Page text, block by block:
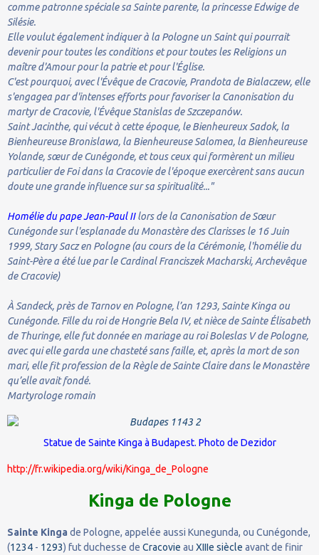
comme patronne spéciale sa Sainte parente, la princesse Edwige de
Silésie.
Elle voulut également indiquer à la Pologne un Saint qui pourrait
devenir pour toutes les conditions et pour toutes les Religions un
maître d'Amour pour la patrie et pour l'Église.
C'est pourquoi, avec l'Évêque de Cracovie, Prandota de Bialaczew, elle
s'engagea par d'intenses efforts pour favoriser la Canonisation du
martyr de Cracovie, l'Évêque Stanislas de Szczepanów.
Saint Jacinthe, qui vécut à cette époque, le Bienheureux Sadok, la
Bienheureuse Bronislawa, la Bienheureuse Salomea, la Bienheureuse
Yolande, sœur de Cunégonde, et tous ceux qui formèrent un milieu
particulier de Foi dans la Cracovie de l'époque exercèrent sans aucun
doute une grande influence sur sa spiritualité..."
Homélie du pape Jean-Paul IIlors de la Canonisation de Sœur
Cunégonde sur l'esplanade du Monastère des Clarisses le 16 Juin
1999, Stary Sacz en Pologne (au cours de la Cérémonie, l'homélie du
Saint-Père a été lue par le Cardinal Franciszek Macharski, Archevêque
de Cracovie)
À Sandeck, près de Tarnov en Pologne, l’an 1293, Sainte Kinga ou
Cunégonde. Fille du roi de Hongrie Bela IV, et nièce de Sainte Élisabeth
de Thuringe, elle fut donnée en mariage au roi Boleslas V de Pologne,
avec qui elle garda une chasteté sans faille, et, après la mort de son
mari, elle fit profession de la Règle de Sainte Claire dans le Monastère
qu’elle avait fondé.
Martyrologe romain
Statue de Sainte Kinga à Budapest. Photo de Dezidor
http://fr.wikipedia.org/wiki/Kinga_de_Pologne
Kinga de Pologne
Sainte Kinga de Pologne, appelée aussi Kunegunda, ou Cunégonde,
(1234 - 1293) fut duchesse de Cracovie au XIIIe siècle avant de finir